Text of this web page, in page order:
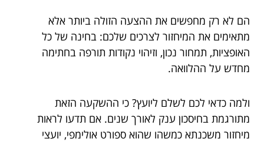
הם לא רק מחפשים את ההצעה הזולה ביותר אלא
מתאימים את המיחזור לצרכים שלכם: בחינה של כל
האופציות, תמחור נכון, וזיהוי נקודות תורפה בחתימה
מחדש על ההלוואה.
ולמה כדאי לכם לשלם ליועץ? כי ההשקעה הזאת
מתורגמת בחיסכון ענק לאורך שנים. אם תדעו לראות
מיחזור משכנתא כמשהו שהוא ספורט אולימפי, יועצי